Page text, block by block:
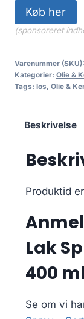
Køb her
(sponsoreret
Varenummer (SKU):
Kategorier: Olie &
Tags: los, Olie &
Beskrivelse
Produktid er
Lak
400
Se om vi